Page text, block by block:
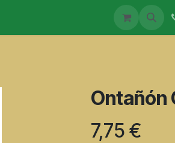
MAESTROS ELABORADORES
Ontañón
7,75 €